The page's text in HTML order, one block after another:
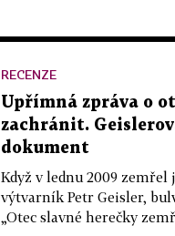
RECENZE
Upřímná zpráva o
zachránit.
dokument
Když v lednu 2009
výtvarník Petr Geisler,
„Otec slavné herečky